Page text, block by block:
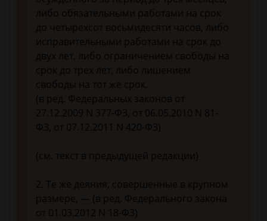
либо обязательными работами на срок
до четырехсот восьмидесяти часов, либо
исправительными работами на срок до
двух лет, либо ограничением свободы на
срок до трех лет, либо лишением
свободы на тот же срок.
(в ред. Федеральных законов от
27.12.2009 N 377-ФЗ, от 06.05.2010 N 81-
ФЗ, от 07.12.2011 N 420-ФЗ)
(см. текст в предыдущей редакции)
2. Те же деяния, совершенные в крупном
размере, — (в ред. Федерального закона
от 01.03.2012 N 18-ФЗ)